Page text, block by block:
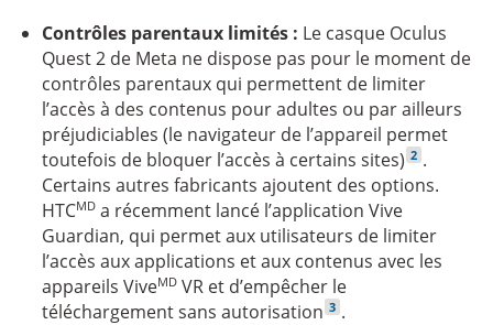
Contrôles parentaux limités : Le casque Oculus
Quest 2 de Meta ne dispose pas pour le moment de
contrôles parentaux qui permettent de limiter
l’accès à des contenus pour adultes ou par ailleurs
préjudiciables (le navigateur de l’appareil permet
toutefois de bloquer l’accès à certains sites)
Voir la note
2 .
Certains autres fabricants ajoutent des options.
HTCMDa récemment lancé l’application Vive
Guardian, qui permet aux utilisateurs de limiter
l’accès aux applications et aux contenus avec les
appareils ViveMDVR et d’empêcher le
téléchargement sans autorisation
Voir la note en bas de
3 .